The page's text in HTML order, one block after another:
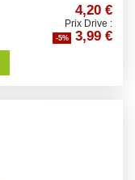
4,20 €
Prix Drive :
-5% 3,99 €